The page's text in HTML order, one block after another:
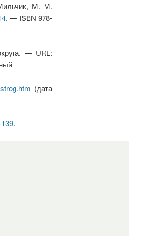
М. М.
. — ISBN 978-
— URL:
(дата
.